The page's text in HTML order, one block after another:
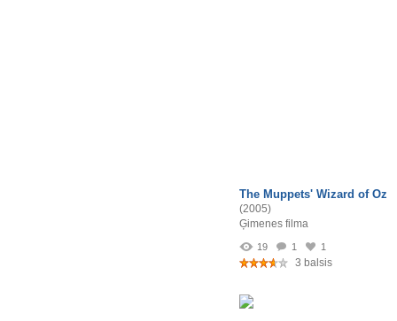
The Muppets' Wizard of Oz
(2005)
Ģimenes filma
19 1 1
3 balsis